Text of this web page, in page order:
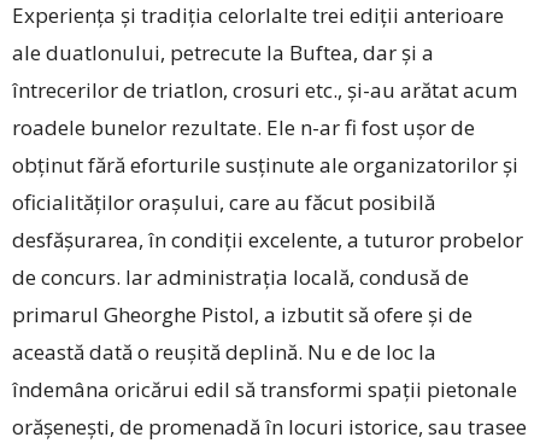
Experienţa şi tradiţia celorlalte trei ediţii anterioare
ale duatlonului, petrecute la Buftea, dar şi a
întrecerilor de triatlon, crosuri etc., şi-au arătat acum
roadele bunelor rezultate. Ele n-ar fi fost ușor de
obținut fără eforturile susţinute ale organizatorilor şi
oficialităţilor orașului, care au făcut posibilă
desfăşurarea, în condiţii excelente, a tuturor probelor
de concurs. Iar administraţia locală, condusă de
primarul Gheorghe Pistol, a izbutit să ofere şi de
această dată o reuşită deplină. Nu e de loc la
îndemâna oricărui edil să transformi spaţii pietonale
orăşeneşti, de promenadă în locuri istorice, sau trasee